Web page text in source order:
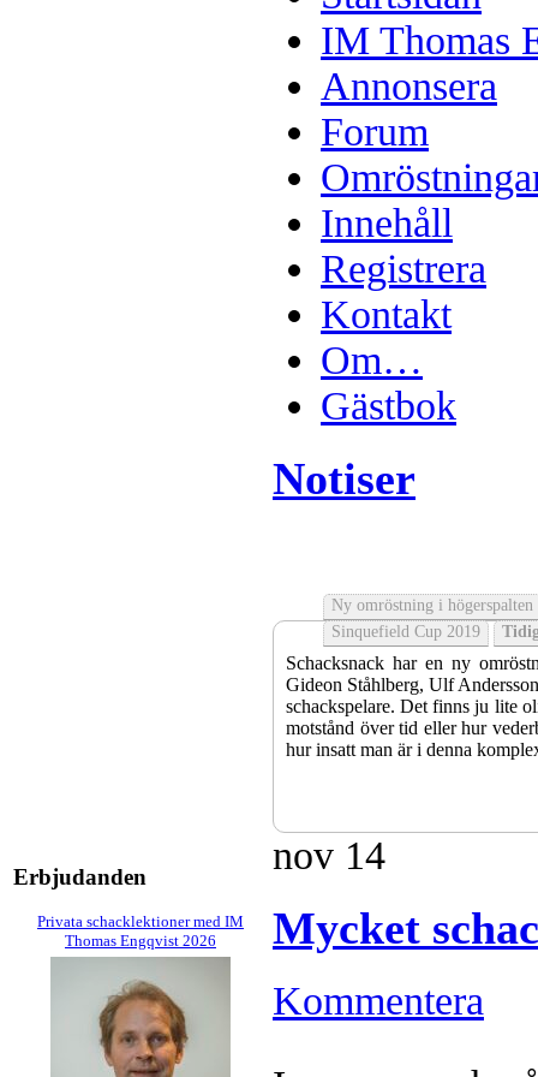
Erbjudanden
Privata schacklektioner med IM
Thomas Engqvist 2026
IM Thomas
Annonsera
Forum
Innehåll
Registrera
Kontakt
Om…
Gästbok
Notiser
Ny omröstning i högerspalten
Sinquefield Cup 2019
Schacksnack har en ny
Gideon Ståhlberg, Ulf
schackspelare. Det finns ju lite
motstånd över tid eller hur
hur insatt man är i denna
Sverigemästarklassen och
Min Seo, GM Erik
nov 14
Mycket
Kommentera